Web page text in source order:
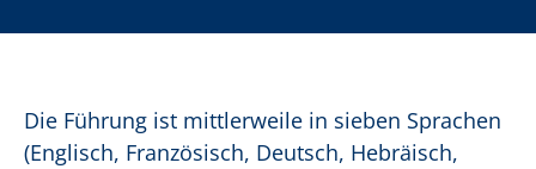
Die Führung ist mittlerweile in sieben Sprachen
(Englisch, Französisch, Deutsch, Hebräisch,